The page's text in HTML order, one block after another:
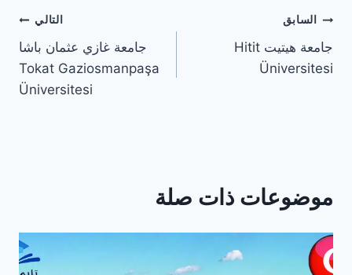
تصفّح
المقالات
السابق
جامعة هيتيت Hitit
Üniversitesi
التالي
جامعة غازي عثمان باشا
Tokat Gaziosmanpaşa
Üniversitesi
موضوعات ذات صلة